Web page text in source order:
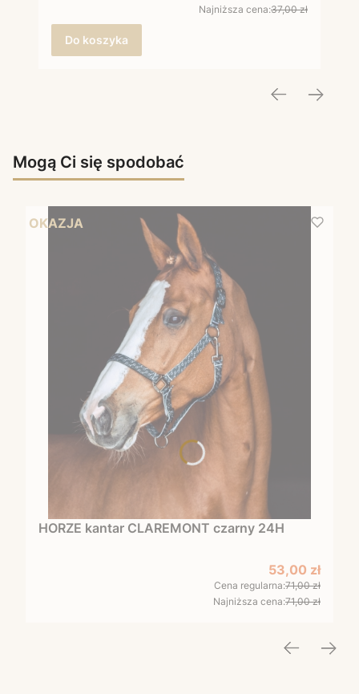
Najniższa cena:37,00 zł
Do koszyka
Mogą Ci się spodobać
OKAZJA
HORZE kantar CLAREMONT czarny 24H
Cena
53,00 zł
Cena regularna:71,00 zł
Najniższa cena:71,00 zł